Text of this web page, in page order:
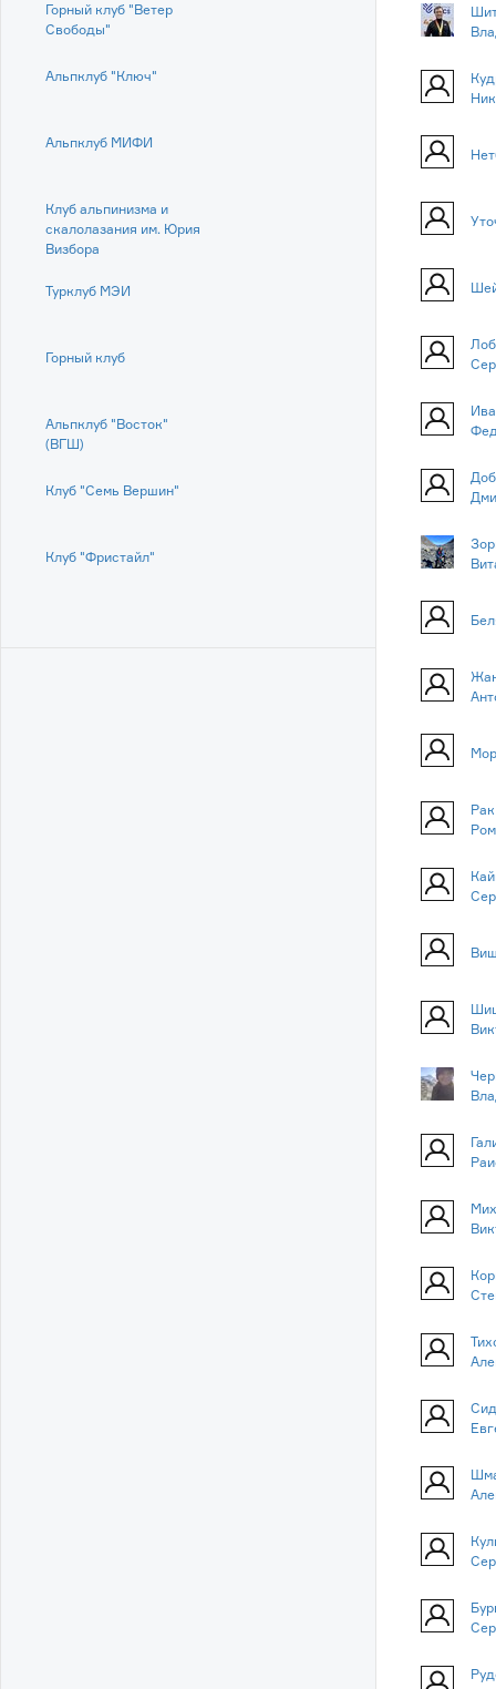
Горный клуб "Ветер
Свободы"
Альпклуб "Ключ"
Альпклуб МИФИ
Клуб альпинизма и
скалолазания им. Юрия
Визбора
Турклуб МЭИ
Горный клуб
Альпклуб "Восток"
(ВГШ)
Клуб "Семь Вершин"
Клуб "Фристайл"